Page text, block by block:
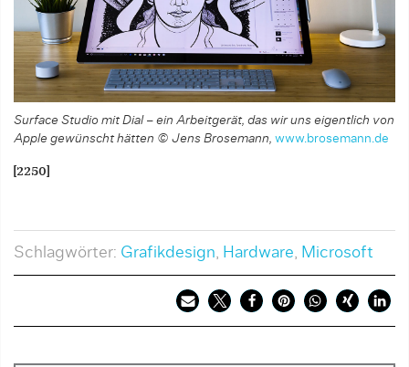
Surface Studio mit Dial – ein Arbeitgerät, das wir uns eigentlich von
Apple gewünscht hätten © Jens Brosemann, www.brosemann.de
[2250]
Schlagwörter: Grafikdesign, Hardware, Microsoft